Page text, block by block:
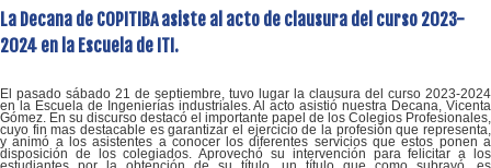
La Decana de COPITIBA asiste al acto de clausura del curso 2023-
2024 en la Escuela de ITI.
El pasado sábado 21 de septiembre, tuvo lugar la clausura del curso 2023-2024
en la Escuela de Ingenierías industriales. Al acto asistió nuestra Decana, Vicenta
Gómez. En su discurso destacó el importante papel de los Colegios Profesionales,
cuyo fin mas destacable es garantizar el ejercicio de la profesión que representa,
y animó a los asistentes a conocer los diferentes servicios que estos ponen a
disposición de los colegiados. Aprovechó su intervención para felicitar a los